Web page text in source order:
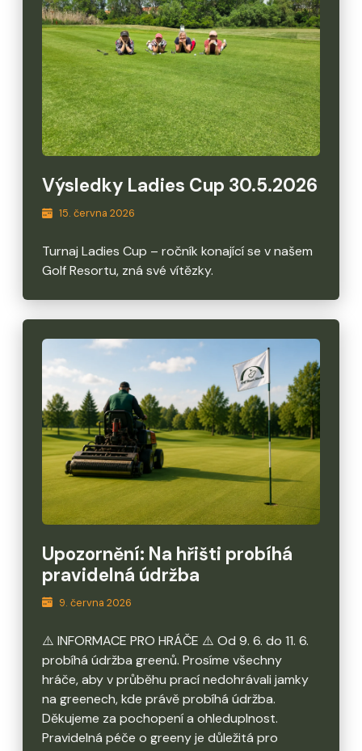
Výsledky Ladies Cup 30.5.2026
15. června 2026
Turnaj Ladies Cup – ročník konající se v našem
Golf Resortu, zná své vítězky.
Upozornění: Na hřišti probíhá
pravidelná údržba
9. června 2026
⚠️ INFORMACE PRO HRÁČE ⚠️ Od 9. 6. do 11. 6.
probíhá údržba greenů. Prosíme všechny
hráče, aby v průběhu prací nedohrávali jamky
na greenech, kde právě probíhá údržba.
Děkujeme za pochopení a ohleduplnost.
Pravidelná péče o greeny je důležitá pro